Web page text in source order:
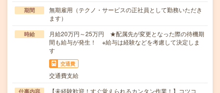
期間
無期雇用（テクノ・サービスの正社員として勤務いただき
ます）
時給
月給20万円～25万円 ★配属先が変更となった際の待機期
間も給与が発生！ ※給与は経験などを考慮して決定しま
す
交通費
交通費支給
仕事内容
【未経験歓迎！すぐ覚えられるカンタン作業！】コツコ